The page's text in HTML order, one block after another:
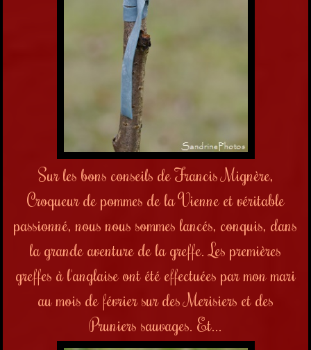
Sur les bons conseils de Francis Mignère,
Croqueur de pommes de la Vienne et véritable
passionné, nous nous sommes lancés, conquis, dans
la grande aventure de la greffe. Les premières
greffes à l'anglaise ont été effectuées par mon mari
au mois de février sur des Merisiers et des
Pruniers sauvages. Et...